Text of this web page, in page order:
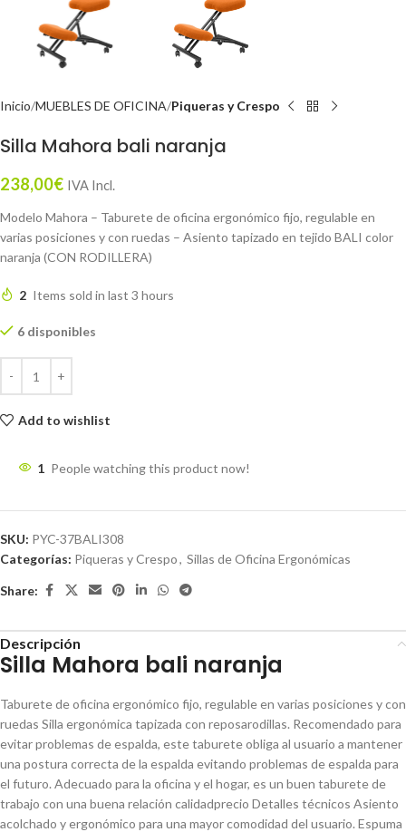
Inicio MUEBLES DE OFICINA Piqueras y Crespo
Silla Mahora bali naranja
238,00€ IVA Incl.
Modelo Mahora – Taburete de oficina ergonómico fijo, regulable en
varias posiciones y con ruedas – Asiento tapizado en tejido BALI color
naranja (CON RODILLERA)
2 Items sold in last 3 hours
6 disponibles
Add to wishlist
1 People watching this product now!
SKU: PYC-37BALI308
Categorías: Piqueras y Crespo, Sillas de Oficina Ergonómicas
Share:
Descripción
Silla Mahora bali naranja
Taburete de oficina ergonómico fijo, regulable en varias posiciones y con
ruedas Silla ergonómica tapizada con reposarodillas. Recomendado para
evitar problemas de espalda, este taburete obliga al usuario a mantener
una postura correcta de la espalda evitando problemas de espalda para
el futuro. Adecuado para la oficina y el hogar, es un buen taburete de
trabajo con una buena relación calidadprecio Detalles técnicos Asiento
acolchado y ergonómico para una mayor comodidad del usuario. Espuma